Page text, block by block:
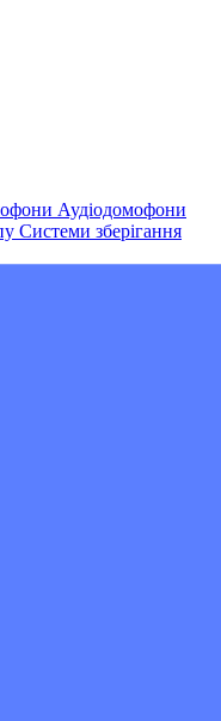
Аудіодомофони
Системи зберігання